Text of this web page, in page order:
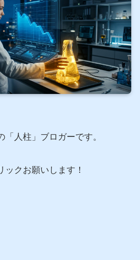
「人柱」ブロガーです。
ックお願いします！